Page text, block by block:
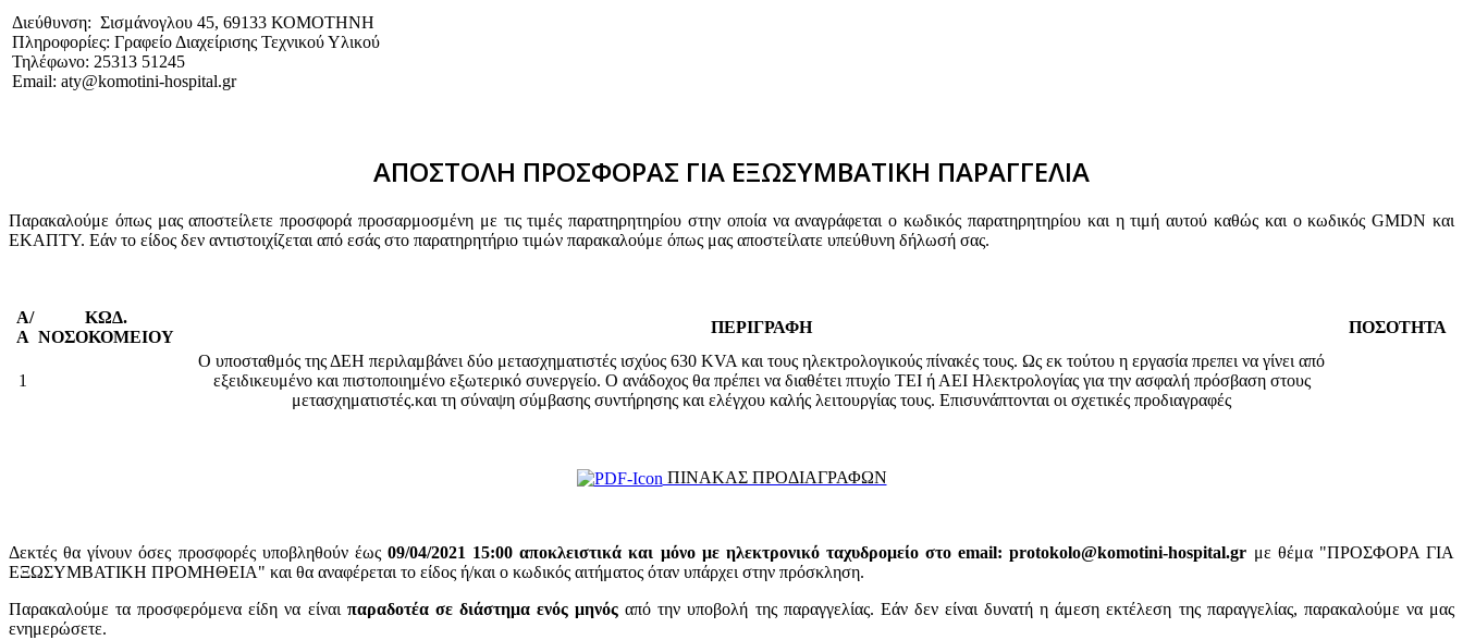
Διεύθυνση: Σισμάνογλου 45, 69133 ΚΟΜΟΤΗΝΗ
Πληροφορίες: Γραφείο Διαχείρισης Τεχνικού Υλικού
Τηλέφωνο: 25313 51245
Email: aty@komotini-hospital.gr
ΑΠΟΣΤΟΛΗ ΠΡΟΣΦΟΡΑΣ ΓΙΑ ΕΞΩΣΥΜΒΑΤΙΚΗ ΠΑΡΑΓΓΕΛΙΑ
Παρακαλούμε όπως μας αποστείλετε προσφορά προσαρμοσμένη με τις τιμές παρατηρητηρίου στην οποία να αναγράφεται ο κωδικός παρατηρητηρίου και η τιμή αυτού καθώς και ο κωδικός GMDN και
ΕΚΑΠΤΥ. Εάν το είδος δεν αντιστοιχίζεται από εσάς στο παρατηρητήριο τιμών παρακαλούμε όπως μας αποστείλατε υπεύθυνη δήλωσή σας.
Α/
Α
ΚΩΔ.
ΝΟΣΟΚΟΜΕΙΟΥ
ΠΕΡΙΓΡΑΦΗ ΠΟΣΟΤΗΤΑ
1
O υποσταθμός της ΔΕΗ περιλαμβάνει δύο μετασχηματιστές ισχύος 630 KVA και τους ηλεκτρολογικούς πίνακές τους. Ως εκ τούτου η εργασία πρεπει να γίνει από
εξειδικευμένο και πιστοποιημένο εξωτερικό συνεργείο. Ο ανάδοχος θα πρέπει να διαθέτει πτυχίο ΤΕΙ ή ΑΕΙ Ηλεκτρολογίας για την ασφαλή πρόσβαση στους
μετασχηματιστές.και τη σύναψη σύμβασης συντήρησης και ελέγχου καλής λειτουργίας τους. Επισυνάπτονται οι σχετικές προδιαγραφές
ΠΙΝΑΚΑΣ ΠΡΟΔΙΑΓΡΑΦΩΝ
Δεκτές θα γίνουν όσες προσφορές υποβληθούν έως 09/04/2021 15:00 αποκλειστικά και μόνο με ηλεκτρονικό ταχυδρομείο στο email: protokolo@komotini-hospital.gr με θέμα "ΠΡΟΣΦΟΡΑ ΓΙΑ
ΕΞΩΣΥΜΒΑΤΙΚΗ ΠΡΟΜΗΘΕΙΑ" και θα αναφέρεται το είδος ή/και ο κωδικός αιτήματος όταν υπάρχει στην πρόσκληση.
Παρακαλούμε τα προσφερόμενα είδη να είναι παραδοτέα σε διάστημα ενός μηνός από την υποβολή της παραγγελίας. Εάν δεν είναι δυνατή η άμεση εκτέλεση της παραγγελίας, παρακαλούμε να μας
ενημερώσετε.